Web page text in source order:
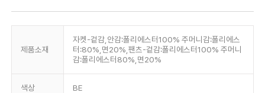
제품소재
자켓-겉감,안감:폴리에스터100% 주머니감:폴리에스
터:80%,면20%,팬츠-겉감:폴리에스터100% 주머니
감:폴리에스터80%,면20%
색상 BE